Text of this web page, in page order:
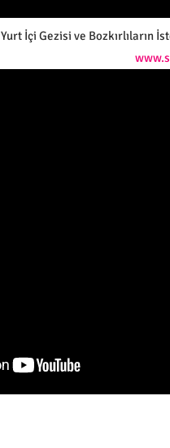
Yurt İçi Gezisi ve Bozkırlıların